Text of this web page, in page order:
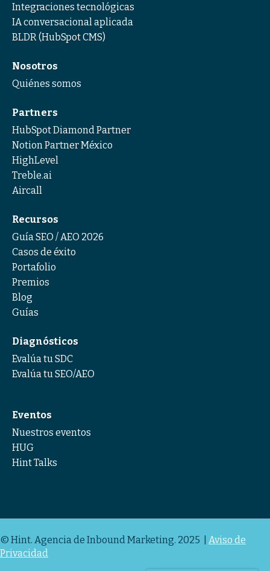
Integraciones tecnológicas
IA conversacional aplicada
BLDR (HubSpot CMS)
Nosotros
Quiénes somos
Partners
HubSpot Diamond Partner
Notion Partner México
HighLevel
Treble.ai
Aircall
Recursos
Guía SEO / AEO 2026
Casos de éxito
Portafolio
Premios
Blog
Guías
Diagnósticos
Evalúa tu SDC
Evalúa tu SEO/AEO
Eventos
Nuestros eventos
HUG
Hint Talks
© Hint. Agencia de Inbound Marketing. 2025 | Aviso de
Privacidad